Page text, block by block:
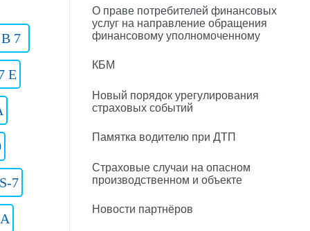
7
E
7
О праве потребителей финансовых
услуг на направление обращения
финансовому уполномоченному
КБМ
Новый порядок урегулирования
страховых событий
Памятка водителю при ДТП
Страховые случаи на опасном
производственном и объекте
Новости партнёров